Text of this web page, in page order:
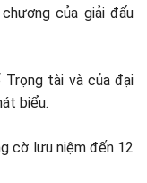
của giải đấu
tài và của đại
biểu.
cờ lưu niệm đến 12